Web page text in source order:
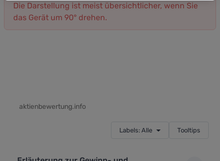
Die Darstellung ist meist übersichtlicher, wenn Sie
das Gerät um 90° drehen.
aktienbewertung.info
Labels: Alle Tooltips